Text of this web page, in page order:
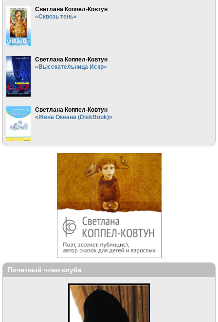
Светлана Коппел-Ковтун
«Сквозь тень»
Светлана Коппел-Ковтун
«Высекательница Искр»
Светлана Коппел-Ковтун
«Жена Океана (DiskBook)»
Почетный член клуба